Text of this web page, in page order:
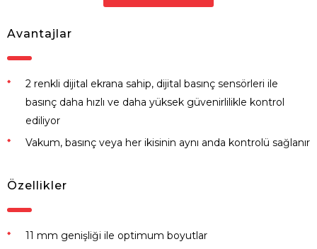
Avantajlar
2 renkli dijital ekrana sahip, dijital basınç sensörleri ile
basınç daha hızlı ve daha yüksek güvenirlilikle kontrol
ediliyor
Vakum, basınç veya her ikisinin aynı anda kontrolü sağlanır
Özellikler
11 mm genişliği ile optimum boyutlar